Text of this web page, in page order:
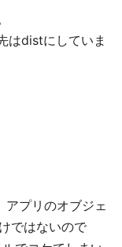
はdistにしていま
プリのオブジェ
ではないので